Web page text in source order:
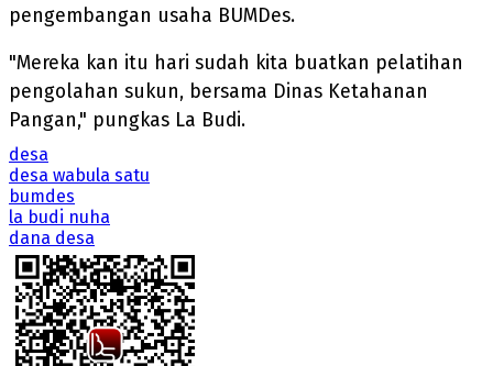
pengembangan usaha BUMDes.
"Mereka kan itu hari sudah kita buatkan pelatihan
pengolahan sukun, bersama Dinas Ketahanan
Pangan," pungkas La Budi.
desa
desa wabula satu
bumdes
la budi nuha
dana desa